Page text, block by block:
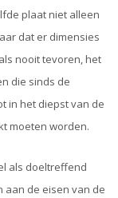
plaat niet alleen
dat er dimensies
nooit tevoren, het
die sinds de
in het diepst van de
moeten worden.
als doeltreffend
aan de eisen van de